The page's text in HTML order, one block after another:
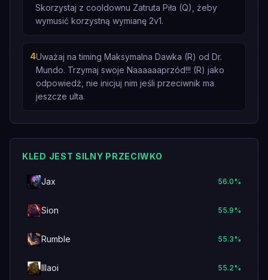
Skorzystaj z cooldownu Zatruta Piła (Q), żeby
wymusić korzystną wymianę 2v1.
4Uważaj na timing Maksymalna Dawka (R) od Dr.
Mundo. Trzymaj swoje Naaaaaaprzód!!! (R) jako
odpowiedź, nie inicjuj nim jeśli przeciwnik ma
jeszcze ulta.
KLED JEST SILNY PRZECIWKO
Jax 56.0%
Sion 55.9%
Rumble 55.3%
Illaoi 55.2%